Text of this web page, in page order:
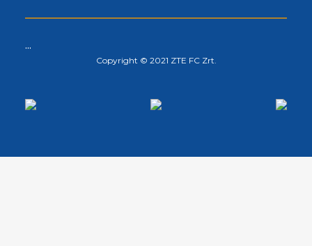
...
Copyright © 2021 ZTE FC Zrt.